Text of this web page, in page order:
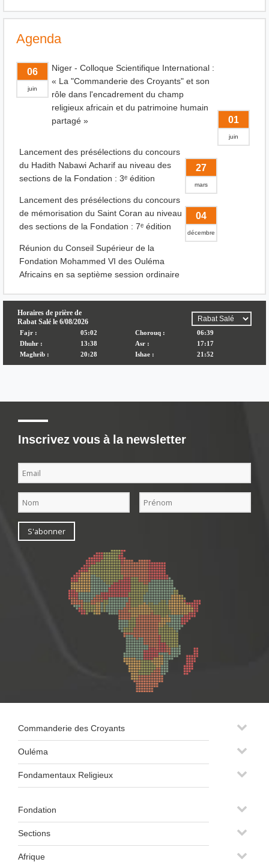
Agenda
06
juin
Niger - Colloque Scientifique International :
« La "Commanderie des Croyants" et son
rôle dans l'encadrement du champ
religieux africain et du patrimoine humain
partagé »
01
juin
Lancement des présélections du concours
du Hadith Nabawi Acharif au niveau des
sections de la Fondation : 3ᵉ édition
27
mars
Lancement des présélections du concours
de mémorisation du Saint Coran au niveau
des sections de la Fondation : 7ᵉ édition
04
décembre
Réunion du Conseil Supérieur de la
Fondation Mohammed VI des Ouléma
Africains en sa septième session ordinaire
Inscrivez vous à la newsletter
Commanderie des Croyants
Ouléma
Fondamentaux Religieux
Fondation
Sections
Afrique